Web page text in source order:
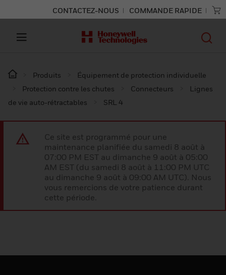
CONTACTEZ-NOUS COMMANDE RAPIDE
Produits
Équipement de protection individuelle
Protection contre les chutes
Connecteurs
Lignes
de vie auto-rétractables
SRL 4
Ce site est programmé pour une
maintenance planifiée du samedi 8 août à
07:00 PM EST au dimanche 9 août à 05:00
AM EST (du samedi 8 août à 11:00 PM UTC
au dimanche 9 août à 09:00 AM UTC). Nous
vous remercions de votre patience durant
cette période.